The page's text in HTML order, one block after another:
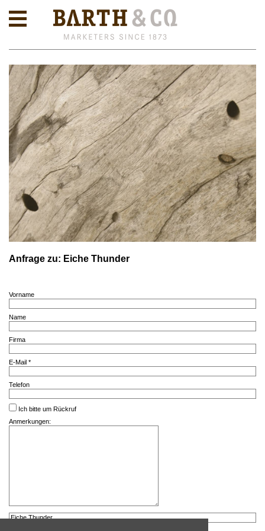
Anfrage zu: Eiche Thunder
Vorname
Name
Firma
E-Mail *
Telefon
Ich bitte um Rückruf
Anmerkungen: